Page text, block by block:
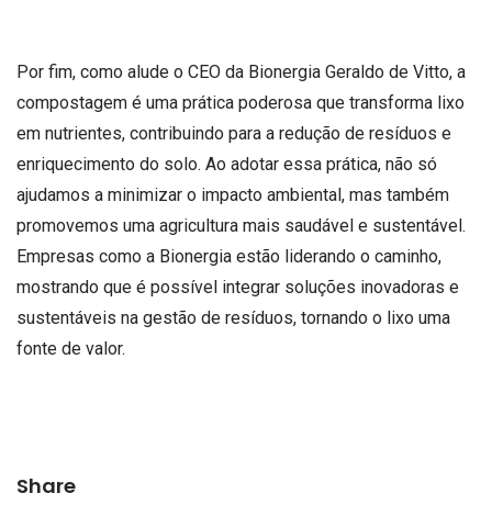
Por fim, como alude o CEO da Bionergia Geraldo de Vitto, a
compostagem é uma prática poderosa que transforma lixo
em nutrientes, contribuindo para a redução de resíduos e
enriquecimento do solo. Ao adotar essa prática, não só
ajudamos a minimizar o impacto ambiental, mas também
promovemos uma agricultura mais saudável e sustentável.
Empresas como a Bionergia estão liderando o caminho,
mostrando que é possível integrar soluções inovadoras e
sustentáveis na gestão de resíduos, tornando o lixo uma
fonte de valor.
Share